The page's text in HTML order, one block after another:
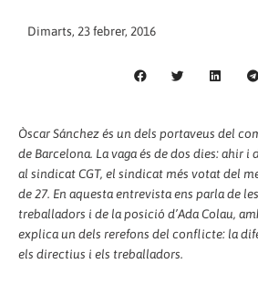
Dimarts, 23 febrer, 2016
Òscar Sánchez és un dels portaveus del
de Barcelona. La vaga és de dos dies: ahir i
al sindicat CGT, el sindicat més votat del
de 27. En aquesta entrevista ens parla de
treballadors i de la posició d’Ada Colau,
explica un dels rerefons del conflicte: la
els directius i els treballadors.